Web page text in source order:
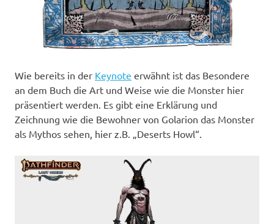
Wie bereits in der Keynote erwähnt ist das Besondere
an dem Buch die Art und Weise wie die Monster hier
präsentiert werden. Es gibt eine Erklärung und
Zeichnung wie die Bewohner von Golarion das Monster
als Mythos sehen, hier z.B. „Deserts Howl“.